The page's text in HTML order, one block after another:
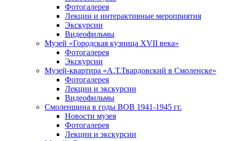
Фотогалерея
Лекции и интерактивные мероприятия
Экскурсии
Видеофильмы
Музей «Городская кузница XVII века»
Фотогалерея
Экскурсии
Музей-квартира «А.Т.Твардовский в Смоленске»
Фотогалерея
Лекции и экскурсии
Видеофильмы
Смоленщина в годы ВОВ 1941-1945 гг.
Новости музея
Фотогалерея
Лекции и экскурсии